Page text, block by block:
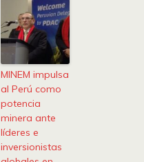
MINEM impulsa
al Perú como
potencia
minera ante
líderes e
inversionistas